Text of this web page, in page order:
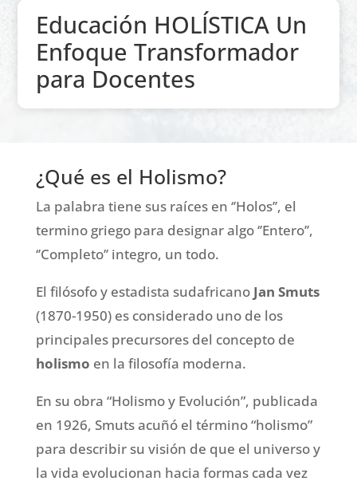
Educación HOLÍSTICA Un
Enfoque Transformador
para Docentes
¿Qué es el Holismo?
La palabra tiene sus raíces en ‘’Holos’’, el
termino griego para designar algo ‘’Entero’’,
‘’Completo’’ integro, un todo.
El filósofo y estadista sudafricano Jan Smuts
(1870-1950) es considerado uno de los
principales precursores del concepto de
holismo en la filosofía moderna.
En su obra “Holismo y Evolución”, publicada
en 1926, Smuts acuñó el término “holismo”
para describir su visión de que el universo y
la vida evolucionan hacia formas cada vez